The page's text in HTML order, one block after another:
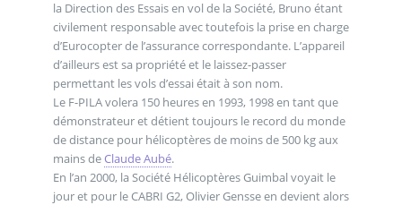
la Direction des Essais en vol de la Société, Bruno étant
civilement responsable avec toutefois la prise en charge
d’Eurocopter de l’assurance correspondante. L’appareil
d’ailleurs est sa propriété et le laissez-passer
permettant les vols d’essai était à son nom.
Le F-PILA volera 150 heures en 1993, 1998 en tant que
démonstrateur et détient toujours le record du monde
de distance pour hélicoptères de moins de 500 kg aux
mains deClaude Aubé.
En l’an 2000, la Société Hélicoptères Guimbal voyait le
jour et pour le CABRI G2, Olivier Gensse en devient alors